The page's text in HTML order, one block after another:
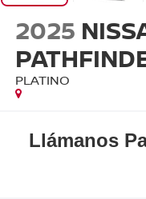
2025
PLATINO
Llámanos